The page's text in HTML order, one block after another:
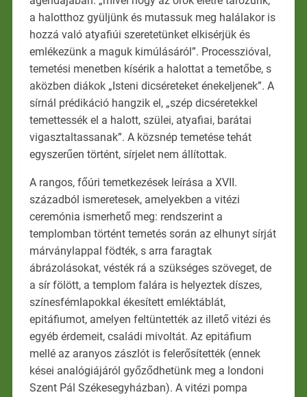
a halotthoz gyüljünk és mutassuk meg halálakor is
hozzá való atyafiúi szeretetünket elkisérjük és
emlékezünk a maguk kimúlásáról”. Processzióval,
temetési menetben kísérik a halottat a temetőbe, s
aközben diákok „Isteni dicséreteket énekeljenek”. A
sírnál prédikáció hangzik el, „szép dicséretekkel
temettessék el a halott, szülei, atyafiai, barátai
vigasztaltassanak”. A közsnép temetése tehát
egyszerűen történt, sírjelet nem állítottak.
A rangos, főúri temetkezések leírása a XVII.
századból ismeretesek, amelyekben a vitézi
ceremónia ismerhető meg: rendszerint a
templomban történt temetés során az elhunyt sírját
márványlappal födték, s arra faragtak
ábrázolásokat, vésték rá a szükséges szöveget, de
a sír fölött, a templom falára is helyeztek díszes,
színesfémlapokkal ékesített emléktáblát,
epitáfiumot, amelyen feltüntették az illető vitézi és
egyéb érdemeit, családi mivoltát. Az epitáfium
mellé az aranyos zászlót is felerősítették (ennek
kései analógiájáról győződhetünk meg a londoni
Szent Pál Székesegyházban). A vitézi pompa